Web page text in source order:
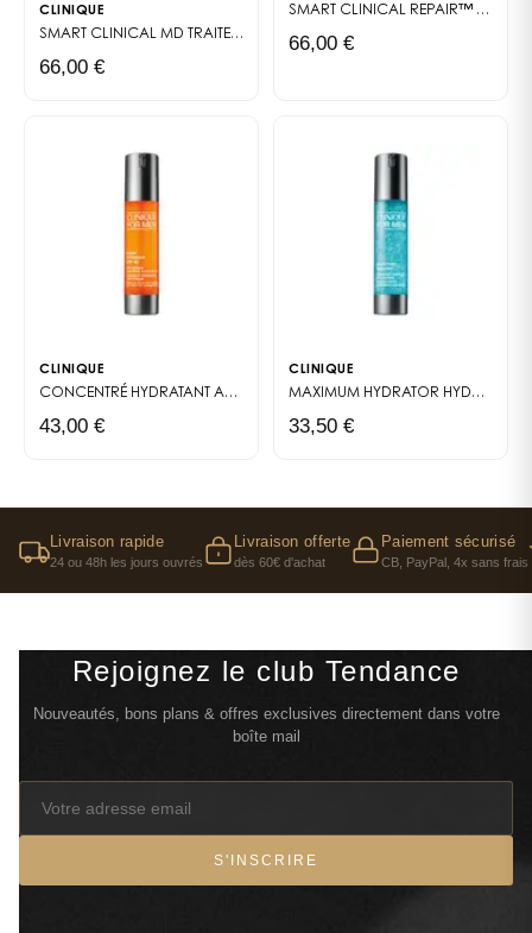
la journée, qui se maquillent avant le sport ou qui
travaillent dans la beauté, ce démaquillant devient
vite un allié précieux. Il permet une liberté qu'on
CLINIQUE
SMART CLINICAL MD TRAITEMENT RÉPARATION NUIT MULTI-DIMENSIONNEL
66,00 €
SMART CLINICAL REPAIR™ CRÈME
66,00 €
CLINIQUE
CONCENTRÉ HYDRATANT ANTI-FATIGUE SUPER ENERGIZER SPF40
43,00 €
CLINIQUE
MAXIMUM HYDRATOR HYDRATANT MAXIMUM
33,50 €
Livraison rapide
24 ou 48h les jours ouvrés
Livraison offerte
dès 60€ d'achat
Paiement sécurisé
CB, PayPal, 4x sans frais
Rejoignez le club Tendance
Nouveautés, bons plans & offres exclusives directement dans votre
boîte mail
S'INSCRIRE